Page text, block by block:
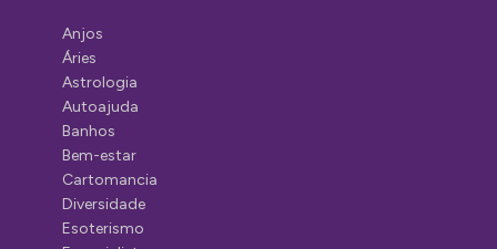
Anjos
Áries
Astrologia
Autoajuda
Banhos
Bem-estar
Cartomancia
Diversidade
Esoterismo